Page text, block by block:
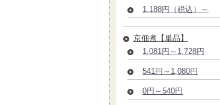
1,188円（税込）～
京佃煮【単品】
1,081円～1,728円
541円～1,080円
0円～540円